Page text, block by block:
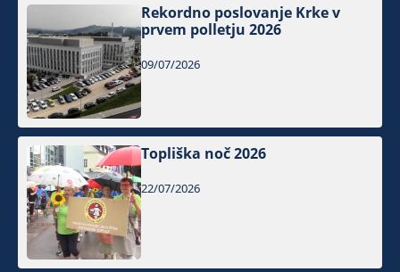
Rekordno poslovanje Krke v
prvem polletju 2026
09/07/2026
Topliška noč 2026
22/07/2026